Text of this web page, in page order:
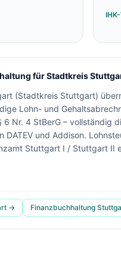
fürStadtkreis
(Stadtkreis Stuttgart)
Lohn- und
Nr. 4 StBerG – vollständig
DATEV und Addison.
Stuttgart I / Stuttgart II
→ Finanzbuchhaltung